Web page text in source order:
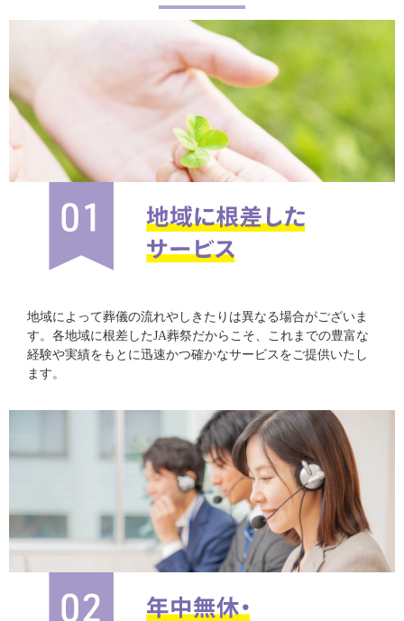
地域によって葬儀の流れやしきたりは異なる場合がございま
す。各地域に根差したJA葬祭だからこそ、これまでの豊富な
経験や実績をもとに迅速かつ確かなサービスをご提供いたし
ます。